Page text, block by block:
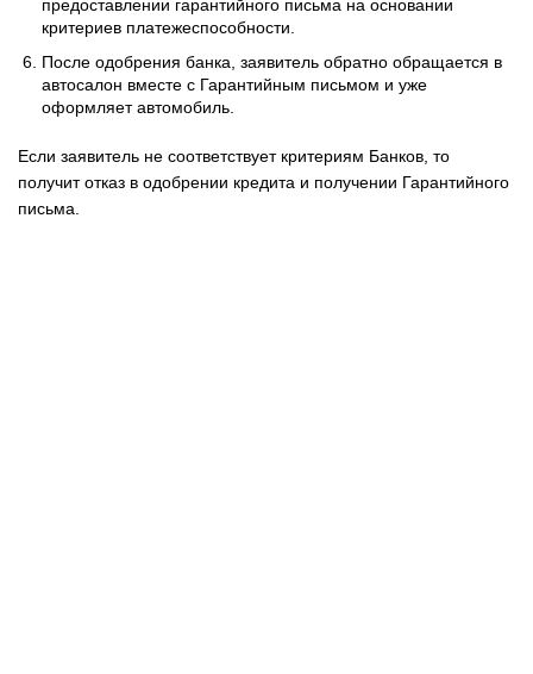
предоставлении гарантийного письма на основании
критериев платежеспособности.
После одобрения банка, заявитель обратно обращается в
автосалон вместе с Гарантийным письмом и уже
оформляет автомобиль.
Если заявитель не соответствует критериям Банков, то
получит отказ в одобрении кредита и получении Гарантийного
письма.